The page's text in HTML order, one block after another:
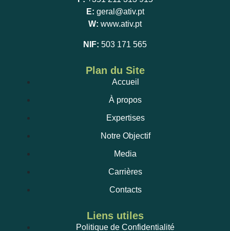
E: geral@ativ.pt
W: www.ativ.pt
NIF: 503 171 565
Plan du Site
Accueil
À propos
Expertises
Notre Objectif
Media
Carrières
Contacts
Liens utiles
Politique de Confidentialité